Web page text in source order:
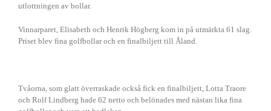
utlottningen av bollar.
Vinnarparet, Elisabeth och Henrik Högberg kom in på utmärkta 61 slag.
Priset blev fina golfbollar och en finalbiljett till Åland.
Tvåorna, som glatt överraskade också fick en finalbiljett, Lotta Traore
och Rolf Lindberg hade 62 netto och belönades med nästan lika fina